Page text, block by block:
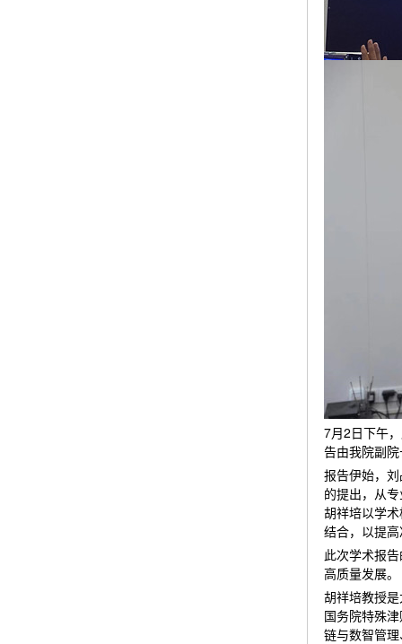
7月2日下午
告由我院副
报告伊始，
的提出，从
胡祥培以学
结合，以提
此次学术报
高质量发展。
胡祥培教授
国务院特殊
链与数智管